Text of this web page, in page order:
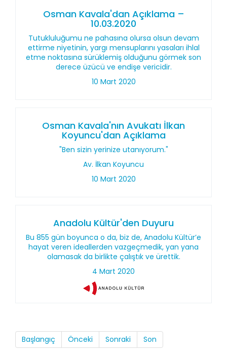
Osman Kavala'dan Açıklama –
10.03.2020
Tutukluluğumu ne pahasına olursa olsun devam
ettirme niyetinin, yargı mensuplarını yasaları ihlal
etme noktasına sürüklemiş olduğunu görmek son
derece üzücü ve endişe vericidir.
10 Mart 2020
Osman Kavala'nın Avukatı İlkan
Koyuncu'dan Açıklama
"Ben sizin yerinize utanıyorum."
Av. İlkan Koyuncu
10 Mart 2020
Anadolu Kültür'den Duyuru
Bu 855 gün boyunca o da, biz de, Anadolu Kültür’e
hayat veren ideallerden vazgeçmedik, yan yana
olamasak da birlikte çalıştık ve ürettik.
4 Mart 2020
Başlangıç Önceki Sonraki Son